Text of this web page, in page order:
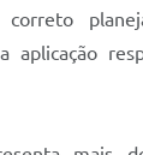
aplicação